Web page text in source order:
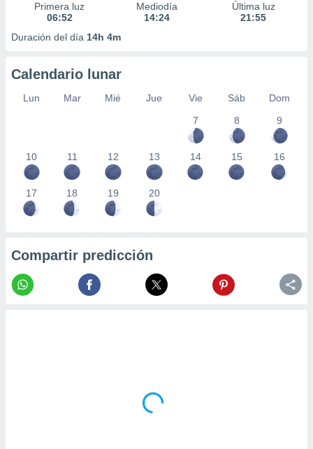
Primera luz
06:52
Mediodía
14:24
Última luz
21:55
Duración del día 14h 4m
Calendario lunar
Lun Mar Mié Jue Vie Sáb
Dom
7
8 9
10 11 12 13 14 15 16
17 18 19 20
Compartir predicción